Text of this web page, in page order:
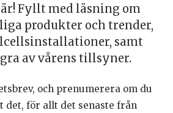
Fyllt med läsning om
produkter och trender,
samt
av vårens tillsyner.
och prenumerera om du
det, för allt det senaste från